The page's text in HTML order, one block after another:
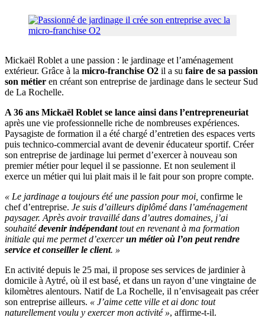
Mickaël Roblet a une passion : le jardinage et l’aménagement
extérieur. Grâce à la micro-franchise O2 il a su faire de sa passion
son métier en créant son entreprise de jardinage dans le secteur Sud
de La Rochelle.
A 36 ans Mickaël Roblet se lance ainsi dans l’entrepreneuriat
après une vie professionnelle riche de nombreuses expériences.
Paysagiste de formation il a été chargé d’entretien des espaces verts
puis technico-commercial avant de devenir éducateur sportif. Créer
son entreprise de jardinage lui permet d’exercer à nouveau son
premier métier pour lequel il se passionne. Et non seulement il
exerce un métier qui lui plait mais il le fait pour son propre compte.
« Le jardinage a toujours été une passion pour moi, confirme le
chef d’entreprise. Je suis d’ailleurs diplômé dans l’aménagement
paysager. Après avoir travaillé dans d’autres domaines, j’ai
souhaité devenir indépendanttout en revenant à ma formation
initiale qui me permet d’exercerun métier où l’on peut rendre
service et conseiller le client. »
En activité depuis le 25 mai, il propose ses services de jardinier à
domicile à Aytré, où il est basé, et dans un rayon d’une vingtaine de
kilomètres alentours. Natif de La Rochelle, il n’envisageait pas créer
son entreprise ailleurs. « J’aime cette ville et ai donc tout
naturellement voulu y exercer mon activité », affirme-t-il.